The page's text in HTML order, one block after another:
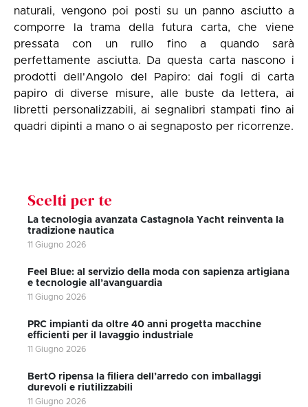
naturali, vengono poi posti su un panno asciutto a
comporre la trama della futura carta, che viene
pressata con un rullo fino a quando sarà
perfettamente asciutta. Da questa carta nascono i
prodotti dell'Angolo del Papiro: dai fogli di carta
papiro di diverse misure, alle buste da lettera, ai
libretti personalizzabili, ai segnalibri stampati fino ai
quadri dipinti a mano o ai segnaposto per ricorrenze.
Scelti per te
La tecnologia avanzata Castagnola Yacht reinventa la
tradizione nautica
11 Giugno 2026
Feel Blue: al servizio della moda con sapienza artigiana
e tecnologie all’avanguardia
11 Giugno 2026
PRC impianti da oltre 40 anni progetta macchine
efficienti per il lavaggio industriale
11 Giugno 2026
BertO ripensa la filiera dell’arredo con imballaggi
durevoli e riutilizzabili
11 Giugno 2026